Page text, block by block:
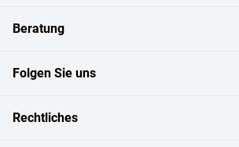
Beratung
Folgen Sie uns
Rechtliches